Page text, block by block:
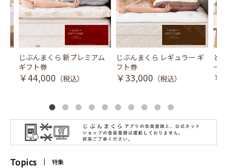
冷
じぶんまくら 新プレミアム
ギフト券
￥44,000 （税込）
じぶんまくら レギュラー ギ
フト券
￥33,000 （税込）
と
ース
￥
Topics 特集